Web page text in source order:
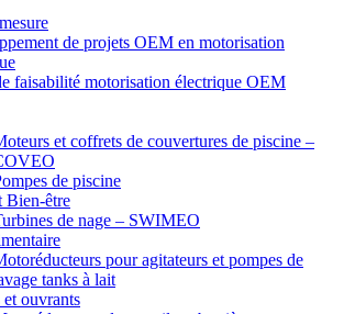
de projets OEM en motorisation
faisabilité motorisation électrique OEM
et coffrets de couvertures de piscine –
de piscine
Bien-être
de nage – SWIMEO
pour agitateurs et pompes de
tanks à lait
ouvrants